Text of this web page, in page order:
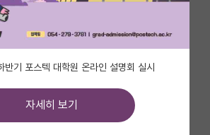
개랩)
후기 게시판
기 포스텍 대학원 온라인 설명회 실시
자세히 보기